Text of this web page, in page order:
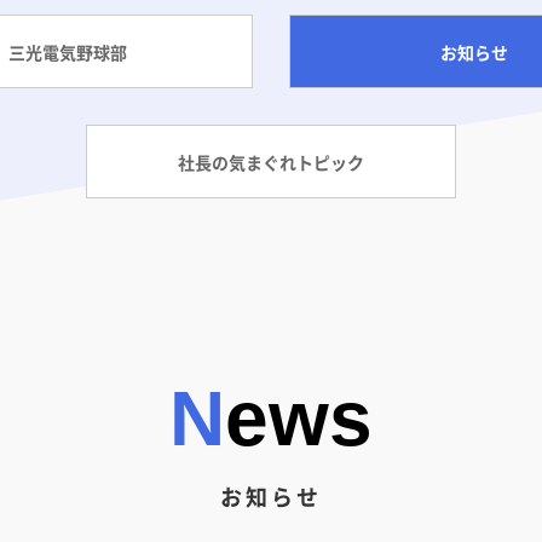
三光電気野球部 お知らせ
社長の気まぐれトピック
News
お知らせ